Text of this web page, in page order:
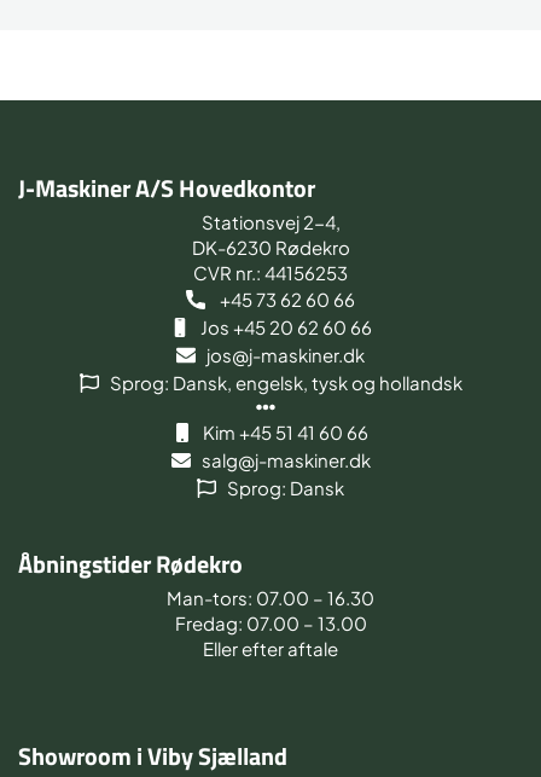
J-Maskiner A/S Hovedkontor
Stationsvej 2-4,
DK-6230 Rødekro
CVR nr.: 44156253
+45 73 62 60 66
Jos +45 20 62 60 66
jos@j-maskiner.dk
Sprog: Dansk, engelsk, tysk og hollandsk
Kim +45 51 41 60 66
salg@j-maskiner.dk
Sprog: Dansk
Åbningstider Rødekro
Man-tors: 07.00 – 16.30
Fredag: 07.00 – 13.00
Eller efter aftale
Showroom i Viby Sjælland